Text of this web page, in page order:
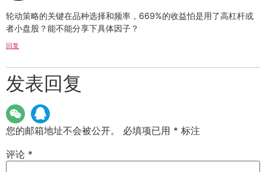
轮动策略的关键在品种选择和频率，669%的收益怕是用了高杠杆或
者小盘股？能不能分享下具体因子？
回复
发表回复
您的邮箱地址不会被公开。 必填项已用 * 标注
评论 *